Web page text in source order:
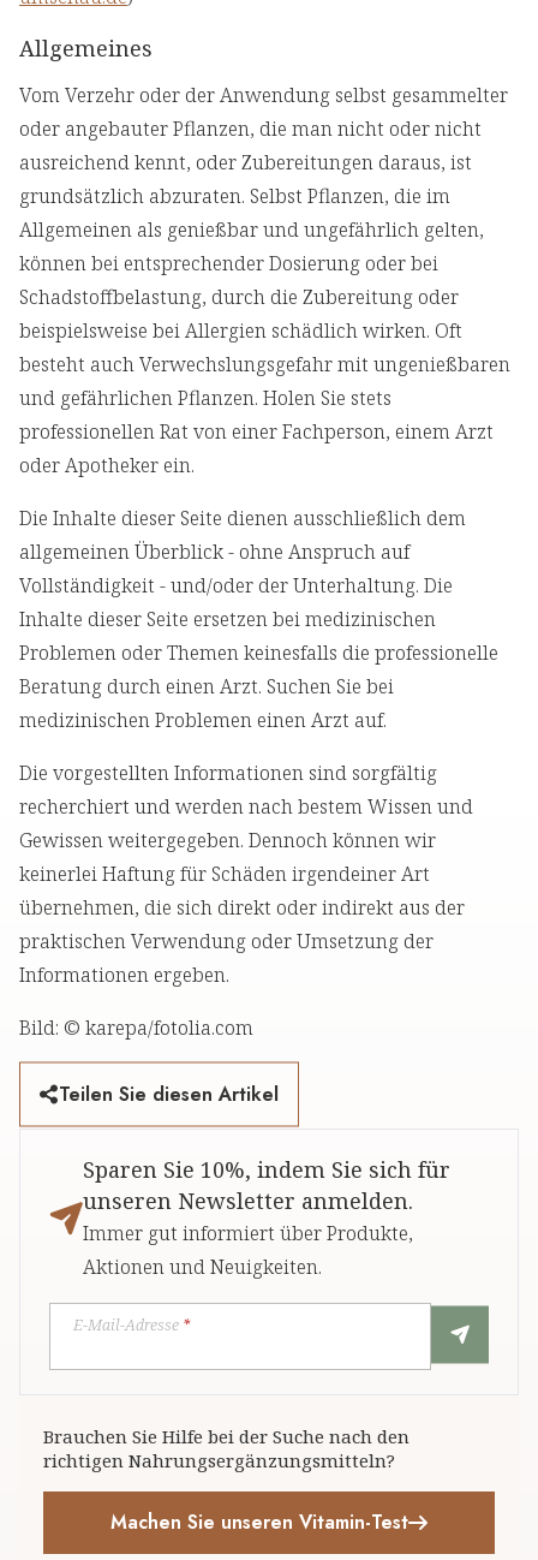
Allgemeines
Vom Verzehr oder der Anwendung selbst gesammelter
oder angebauter Pflanzen, die man nicht oder nicht
ausreichend kennt, oder Zubereitungen daraus, ist
grundsätzlich abzuraten. Selbst Pflanzen, die im
Allgemeinen als genießbar und ungefährlich gelten,
können bei entsprechender Dosierung oder bei
Schadstoffbelastung, durch die Zubereitung oder
beispielsweise bei Allergien schädlich wirken. Oft
besteht auch Verwechslungsgefahr mit ungenießbaren
und gefährlichen Pflanzen. Holen Sie stets
professionellen Rat von einer Fachperson, einem Arzt
oder Apotheker ein.
Die Inhalte dieser Seite dienen ausschließlich dem
allgemeinen Überblick - ohne Anspruch auf
Vollständigkeit - und/oder der Unterhaltung. Die
Inhalte dieser Seite ersetzen bei medizinischen
Problemen oder Themen keinesfalls die professionelle
Beratung durch einen Arzt. Suchen Sie bei
medizinischen Problemen einen Arzt auf.
Die vorgestellten Informationen sind sorgfältig
recherchiert und werden nach bestem Wissen und
Gewissen weitergegeben. Dennoch können wir
keinerlei Haftung für Schäden irgendeiner Art
übernehmen, die sich direkt oder indirekt aus der
praktischen Verwendung oder Umsetzung der
Informationen ergeben.
Bild: © karepa/fotolia.com
Teilen Sie diesen Artikel
Sparen Sie 10%, indem Sie sich für
unseren Newsletter anmelden.
Immer gut informiert über Produkte,
Aktionen und Neuigkeiten.
E-Mail-Adresse *
Brauchen Sie Hilfe bei der Suche nach den
richtigen Nahrungsergänzungsmitteln?
Machen Sie unseren Vitamin-Test